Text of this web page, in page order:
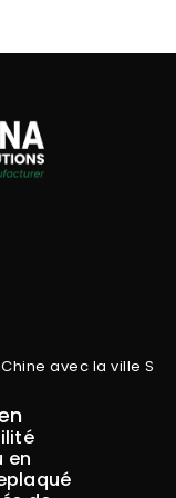
avec la ville S
en